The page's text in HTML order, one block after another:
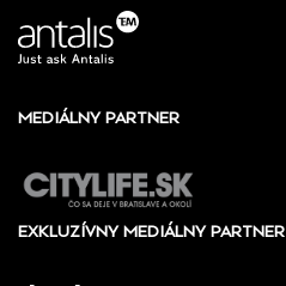
MEDIÁLNY PARTNER
EXKLUZÍVNY MEDIÁLNY PARTNER